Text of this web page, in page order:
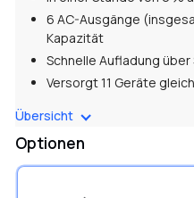
6 AC-Ausgänge
Kapazität
Schnelle Aufladung über
Versorgt 11 Geräte
zwischen den europäischen
sich vor dem Kauf mit den
vertraut machen und sich mit
Übersicht
Optionen